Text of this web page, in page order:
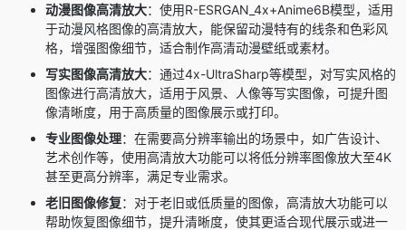
动漫图像高清放大：使用R-ESRGAN_4x+Anime6B模型，适用
于动漫风格图像的高清放大，能保留动漫特有的线条和色彩风
格，增强图像细节，适合制作高清动漫壁纸或素材。
写实图像高清放大：通过4x-UltraSharp等模型，对写实风格的
图像进行高清放大，适用于风景、人像等写实图像，可提升图
像清晰度，用于高质量的图像展示或打印。
专业图像处理：在需要高分辨率输出的场景中，如广告设计、
艺术创作等，使用高清放大功能可以将低分辨率图像放大至4K
甚至更高分辨率，满足专业需求。
老旧图像修复：对于老旧或低质量的图像，高清放大功能可以
帮助恢复图像细节，提升清晰度，使其更适合现代展示或进一